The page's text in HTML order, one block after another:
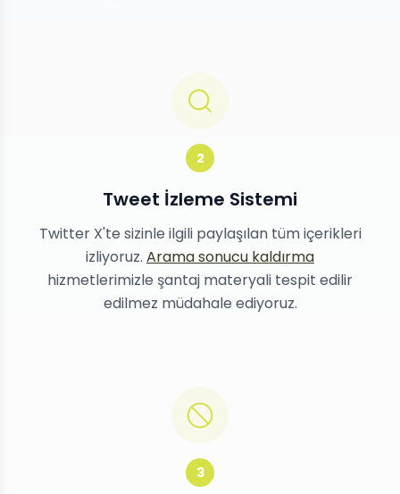
2
Tweet İzleme Sistemi
Twitter X'te sizinle ilgili paylaşılan tüm içerikleri
izliyoruz. Arama sonucu kaldırma
hizmetlerimizle şantaj materyali tespit edilir
edilmez müdahale ediyoruz.
3